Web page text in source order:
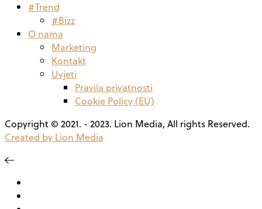
#Trend
#Bizz
O nama
Marketing
Kontakt
Uvjeti
Pravila privatnosti
Cookie Policy (EU)
Copyright © 2021. - 2023. Lion Media, All rights Reserved.
Created by Lion Media